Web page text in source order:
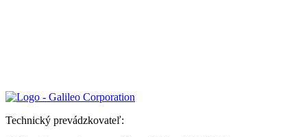
Technický prevádzkovateľ: